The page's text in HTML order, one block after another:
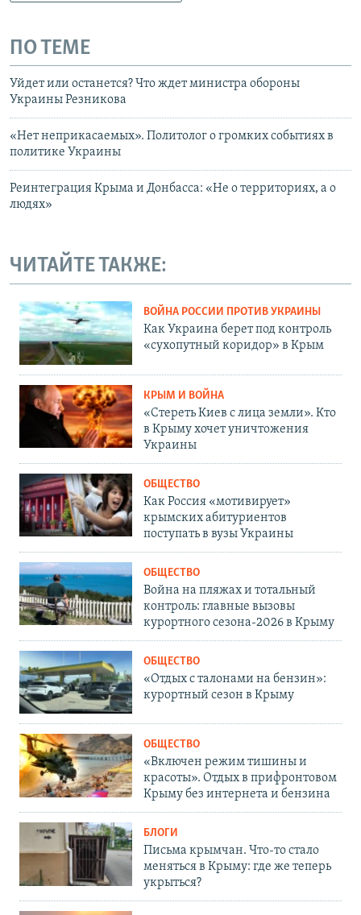
ПО ТЕМЕ
Уйдет или останется? Что ждет министра обороны
Украины Резникова
«Нет неприкасаемых». Политолог о громких событиях в
политике Украины
Реинтеграция Крыма и Донбасса: «Не о территориях, а о
людях»
ЧИТАЙТЕ ТАКЖЕ:
ВОЙНА РОССИИ ПРОТИВ УКРАИНЫ
Как Украина берет под контроль
«сухопутный коридор» в Крым
КРЫМ И ВОЙНА
«Стереть Киев с лица земли». Кто
в Крыму хочет уничтожения
Украины
ОБЩЕСТВО
Как Россия «мотивирует»
крымских абитуриентов
поступать в вузы Украины
ОБЩЕСТВО
Война на пляжах и тотальный
контроль: главные вызовы
курортного сезона-2026 в Крыму
ОБЩЕСТВО
«Отдых с талонами на бензин»:
курортный сезон в Крыму
ОБЩЕСТВО
«Включен режим тишины и
красоты». Отдых в прифронтовом
Крыму без интернета и бензина
БЛОГИ
Письма крымчан. Что-то стало
меняться в Крыму: где же теперь
укрыться?